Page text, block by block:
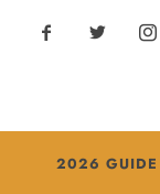
2026 GUIDE